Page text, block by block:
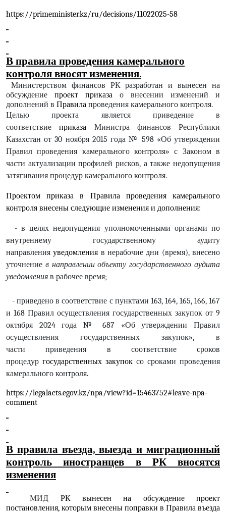
https://primeminister.kz/ru/decisions/11022025-58
В правила проведения камерального
контроля вносят изменения.
Министерством финансов РК разработан и вынесен на
обсуждение проект приказа о внесении изменений и
дополнений в Правила проведения камерального контроля.
Целью проекта является приведение в
соответствиеприказа Министра финансов Республики
Казахстан от 30 ноября 2015 года № 598 «Об утверждении
Правил проведения камерального контроля» с Законом в
части актуализации профилей рисков, а также недопущения
затягивания процедур камерального контроля.
Проектом приказа в Правила проведения камерального
контроля внесены следующие изменения и дополнения:
- в целях недопущения уполномоченными органами по
внутреннему государственному аудиту
направленияуведомления в нерабочие дни (время), внесено
уточнение в направлении объекту государственного аудита
уведомления в рабочее время;
- приведено в соответствие с пунктами 163, 164, 165, 166, 167
и 168 Правил осуществления государственных закупок от 9
октября 2024 года № 687 «Об утверждении Правил
осуществления государственных закупок», в
частиприведения в соответствие сроков
процедур государственных закупок со сроками проведения
камерального контроля.
https://legalacts.egov.kz/npa/view?id=15463752#leave-npa-
comment
В правила въезда, выезда и миграционный
контроль иностранцев в РК вносятся
изменения
МИД РК вынесен на обсуждение проект
постановления, которым внесены поправки в Правила въезда